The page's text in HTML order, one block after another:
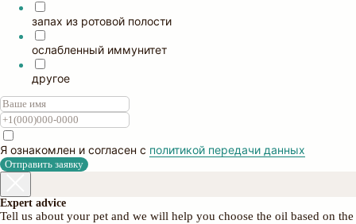
запах из ротовой полости
ослабленный иммунитет
другое
Я ознакомлен и согласен с политикой передачи данных
Отправить заявку
Expert advice
Tell us about your pet and we will help you choose the oil based on the